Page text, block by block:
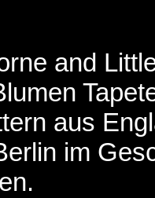
and
aus
im